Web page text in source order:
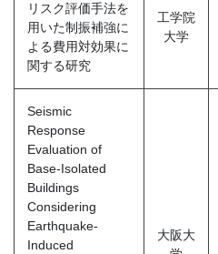
リスク評価手法を
用いた制振補強に
よる費用対効果に
関する研究
工学院
大学
Seismic
Response
Evaluation of
Base-Isolated
Buildings
Considering
Earthquake-
Induced
大阪大